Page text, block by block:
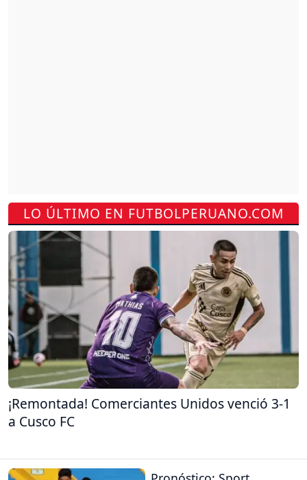
LO ÚLTIMO EN FUTBOLPERUANO.COM
¡Remontada! Comerciantes Unidos venció 3-1
a Cusco FC